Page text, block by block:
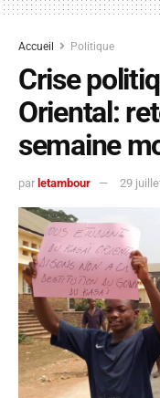
Accueil Politique
Crise
Oriental:
semaine
par letambour 29